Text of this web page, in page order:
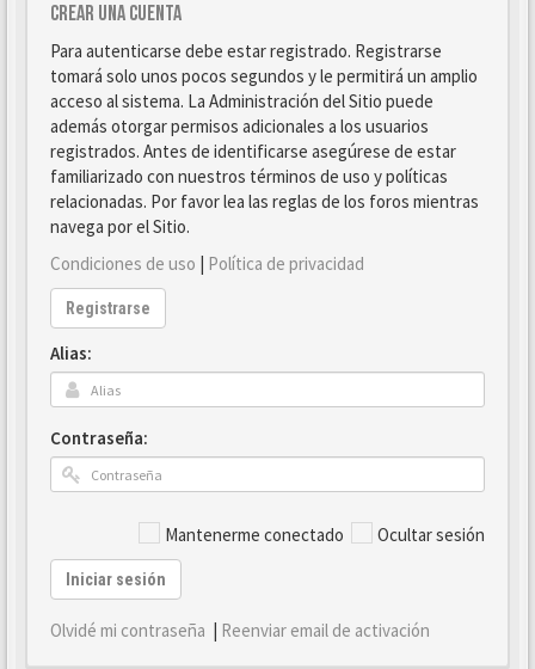
Crear una cuenta
Para autenticarse debe estar registrado. Registrarse
tomará solo unos pocos segundos y le permitirá un amplio
acceso al sistema. La Administración del Sitio puede
además otorgar permisos adicionales a los usuarios
registrados. Antes de identificarse asegúrese de estar
familiarizado con nuestros términos de uso y políticas
relacionadas. Por favor lea las reglas de los foros mientras
navega por el Sitio.
Condiciones de uso | Política de privacidad
Registrarse
Alias:
Contraseña:
Mantenerme conectado Ocultar sesión
Iniciar sesión
Olvidé mi contraseña | Reenviar email de activación